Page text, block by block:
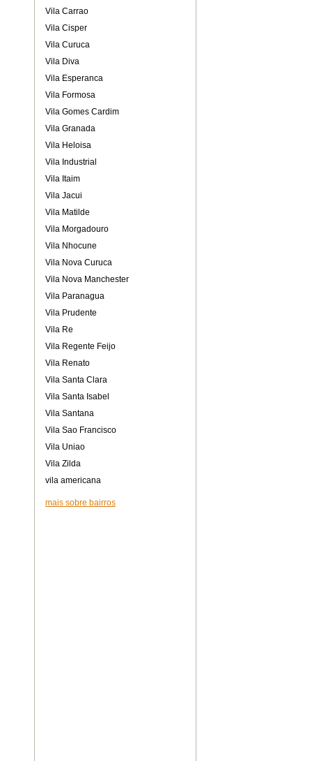
Vila Carrao
Vila Cisper
Vila Curuca
Vila Diva
Vila Esperanca
Vila Formosa
Vila Gomes Cardim
Vila Granada
Vila Heloisa
Vila Industrial
Vila Itaim
Vila Jacui
Vila Matilde
Vila Morgadouro
Vila Nhocune
Vila Nova Curuca
Vila Nova Manchester
Vila Paranagua
Vila Prudente
Vila Re
Vila Regente Feijo
Vila Renato
Vila Santa Clara
Vila Santa Isabel
Vila Santana
Vila Sao Francisco
Vila Uniao
Vila Zilda
vila americana
mais sobre bairros